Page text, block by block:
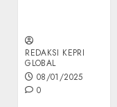
REDAKSI KEPRI
GLOBAL
08/01/2025
0